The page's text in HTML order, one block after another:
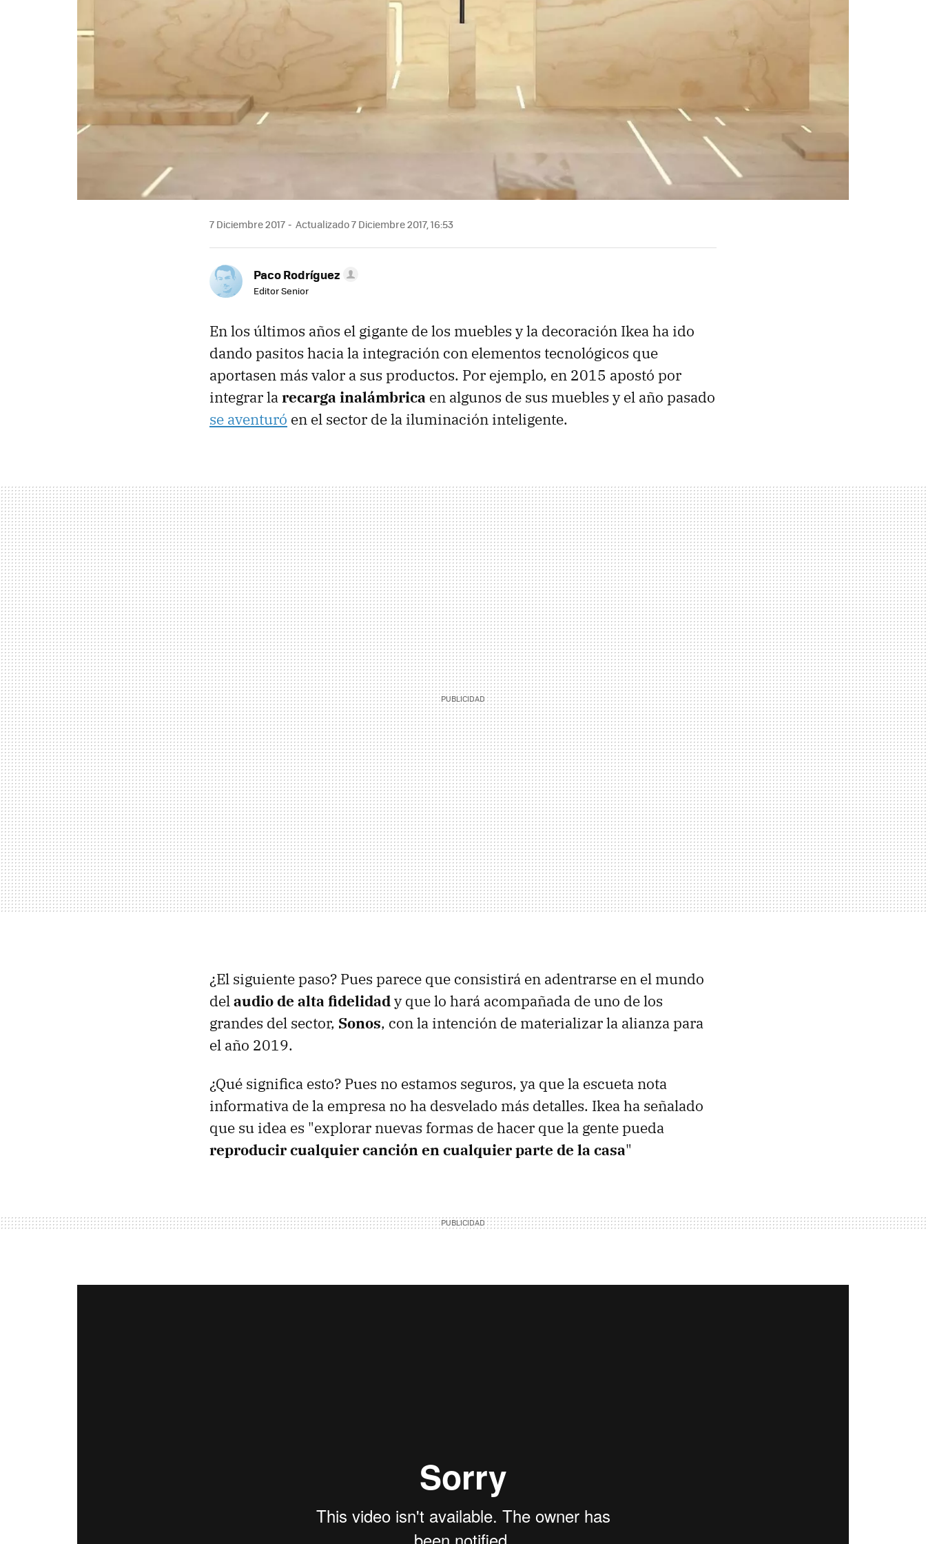
7 Diciembre 2017 Actualizado 7 Diciembre 2017, 16:53
Paco Rodríguez
Editor Senior
En los últimos años el gigante de los muebles y la decoración Ikea ha ido
dando pasitos hacia la integración con elementos tecnológicos que
aportasen más valor a sus productos. Por ejemplo, en 2015 apostó por
integrar larecarga inalámbrica en algunos de sus muebles y el año pasado
se aventuró en el sector de la iluminación inteligente.
¿El siguiente paso? Pues parece que consistirá en adentrarse en el mundo
delaudio de alta fidelidady que lo hará acompañada de uno de los
grandes del sector, Sonos, con la intención de materializar la alianza para
el año 2019.
¿Qué significa esto? Pues no estamos seguros, ya que la escueta nota
informativa de la empresa no ha desvelado más detalles. Ikea ha señalado
que su idea es "explorar nuevas formas de hacer que la gente pueda
reproducir cualquier canción en cualquier parte de la casa"